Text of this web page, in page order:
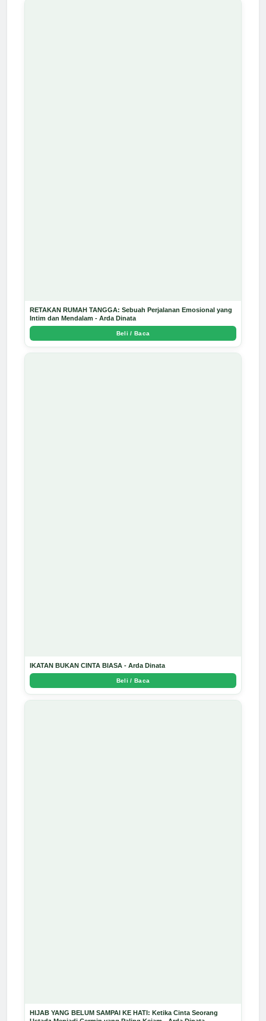
RETAKAN RUMAH TANGGA: Sebuah Perjalanan Emosional yang
Intim dan Mendalam - Arda Dinata
Beli / Baca
IKATAN BUKAN CINTA BIASA - Arda Dinata
Beli / Baca
HIJAB YANG BELUM SAMPAI KE HATI: Ketika Cinta Seorang